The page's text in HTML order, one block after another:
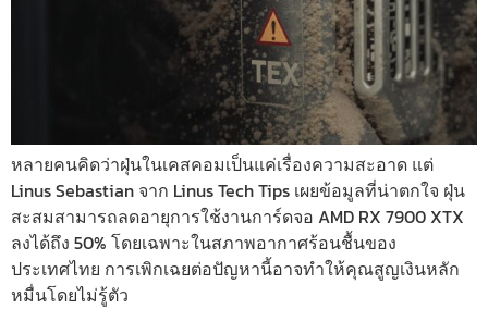
หลายคนคิดว่าฝุ่นในเคสคอมเป็นแค่เรื่องความสะอาด แต่
Linus Sebastian จาก Linus Tech Tips เผยข้อมูลที่น่าตกใจ ฝุ่น
สะสมสามารถลดอายุการใช้งานการ์ดจอ AMD RX 7900 XTX
ลงได้ถึง 50% โดยเฉพาะในสภาพอากาศร้อนชื้นของ
ประเทศไทย การเพิกเฉยต่อปัญหานี้อาจทำให้คุณสูญเงินหลัก
หมื่นโดยไม่รู้ตัว